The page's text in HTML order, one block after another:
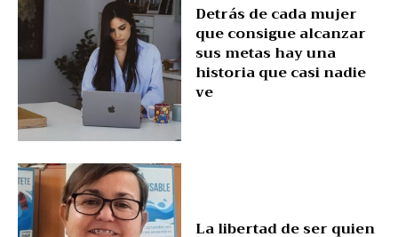
Detrás de cada mujer
que consigue alcanzar
sus metas hay una
historia que casi nadie
ve
La libertad de ser quien